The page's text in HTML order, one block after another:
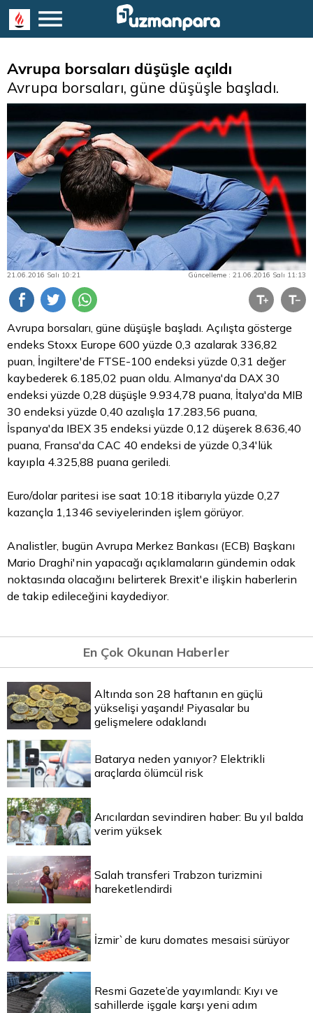
Avrupa borsaları düşüşle açıldı
Avrupa borsaları, güne düşüşle başladı.
21.06.2016 Salı 10:21 Güncelleme : 21.06.2016 Salı 11:13
Avrupa borsaları, güne düşüşle başladı. Açılışta gösterge
endeks Stoxx Europe 600 yüzde 0,3 azalarak 336,82
puan, İngiltere'de FTSE-100 endeksi yüzde 0,31 değer
kaybederek 6.185,02 puan oldu. Almanya'da DAX 30
endeksi yüzde 0,28 düşüşle 9.934,78 puana, İtalya'da MIB
30 endeksi yüzde 0,40 azalışla 17.283,56 puana,
İspanya'da IBEX 35 endeksi yüzde 0,12 düşerek 8.636,40
puana, Fransa'da CAC 40 endeksi de yüzde 0,34'lük
kayıpla 4.325,88 puana geriledi.
Euro/dolar paritesi ise saat 10:18 itibarıyla yüzde 0,27
kazançla 1,1346 seviyelerinden işlem görüyor.
Analistler, bugün Avrupa Merkez Bankası (ECB) Başkanı
Mario Draghi'nin yapacağı açıklamaların gündemin odak
noktasında olacağını belirterek Brexit'e ilişkin haberlerin
de takip edileceğini kaydediyor.
En Çok Okunan Haberler
Altında son 28 haftanın en güçlü
yükselişi yaşandı! Piyasalar bu
gelişmelere odaklandı
Batarya neden yanıyor? Elektrikli
araçlarda ölümcül risk
Arıcılardan sevindiren haber: Bu yıl balda
verim yüksek
Salah transferi Trabzon turizmini
hareketlendirdi
İzmir`de kuru domates mesaisi sürüyor
Resmi Gazete’de yayımlandı: Kıyı ve
sahillerde işgale karşı yeni adım